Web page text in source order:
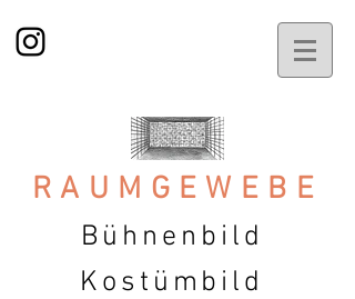
RAUMGEWEBE
Bühnenbild
Kostümbild